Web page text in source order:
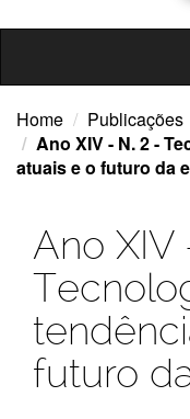
Home
Publicações
Ano XIV - N. 2 -
atuais e o futuro da
Ano XIV
futuro